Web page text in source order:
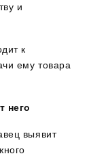
и
к
ему товара
него
выявит